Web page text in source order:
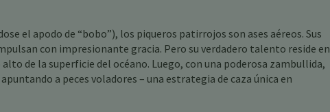
el apodo de “bobo”), los piqueros patirrojos son ases aéreos. Sus
con impresionante gracia. Pero su verdadero talento reside en
de la superficie del océano. Luego, con una poderosa zambullida,
a peces voladores – una estrategia de caza única en